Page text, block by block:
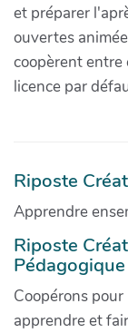
et préparer
ouvertes
coopèrent
licence par
Riposte
Apprendre
Riposte
Pédagogique
Coopérons pour
apprendre et